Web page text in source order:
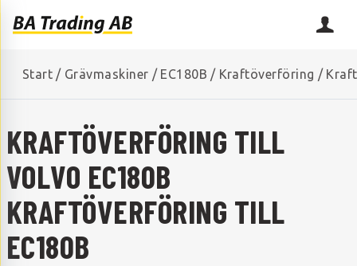
Start / Grävmaskiner / EC180B / Kraftöverföring /
KRAFTÖVERFÖRING TILL
VOLVO EC180B
KRAFTÖVERFÖRING TILL
EC180B